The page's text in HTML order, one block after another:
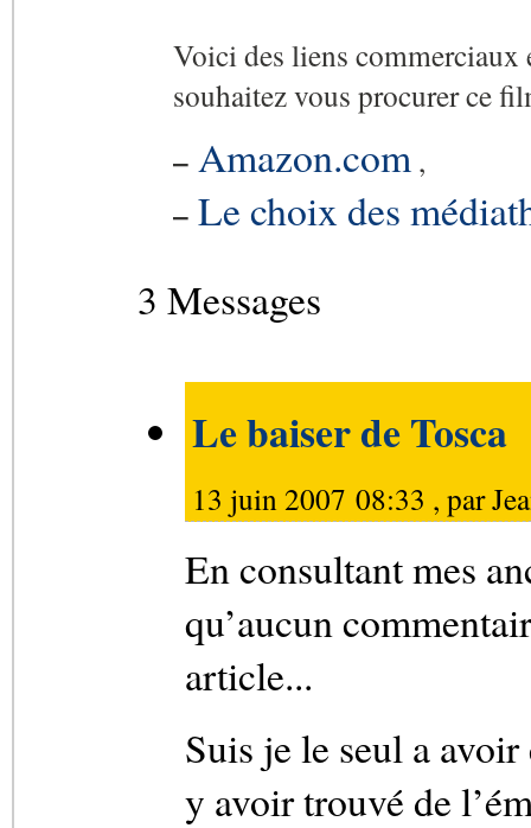
Voici des liens
souhaitez vous procurer ce
– Amazon.com ,
– Le choix des
3 Messages
Le baiser de Tosca
13 juin 2007 08:33 , par
En consultant mes
qu’aucun
article...
Suis je le seul a
y avoir trouvé de